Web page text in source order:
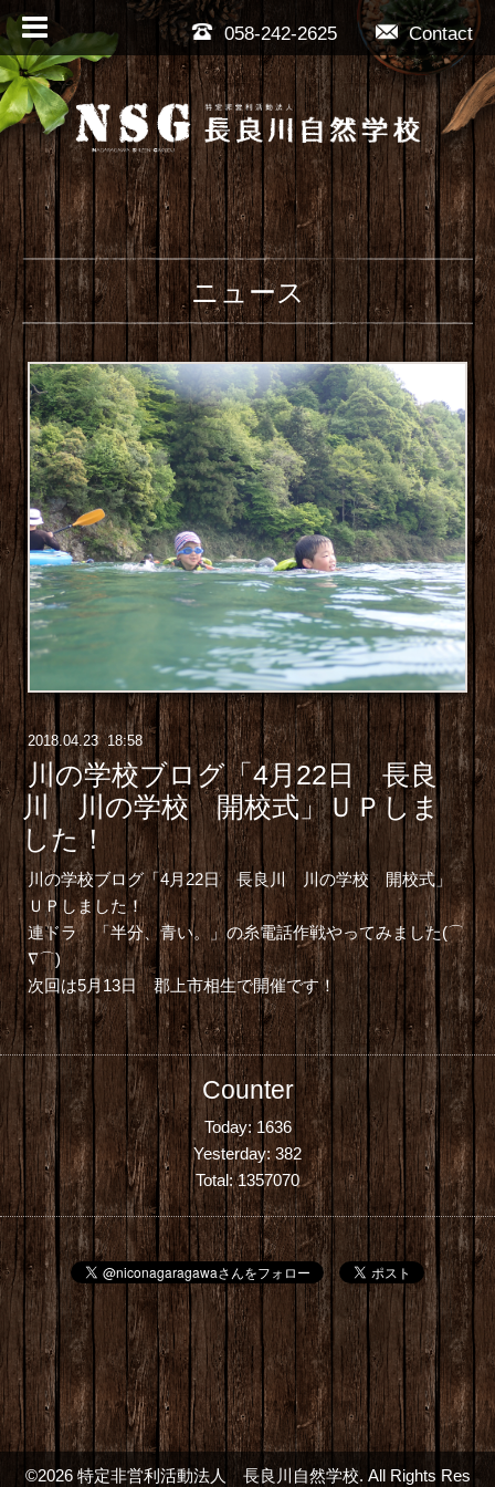
Contact
058-242-2625
ニュース
2018.04.23 18:58
川の学校ブログ「4月22日 長良
川 川の学校 開校式」ＵＰしま
した！
川の学校ブログ「4月22日 長良川 川の学校 開校式」
ＵＰしました！
連ドラ 「半分、青い。」の糸電話作戦やってみました(⌒
∇⌒)
次回は5月13日 郡上市相生で開催です！
Counter
Today: 1636
Yesterday:382
Total:1357070
©2026 特定非営利活動法人 長良川自然学校. All Rights Res